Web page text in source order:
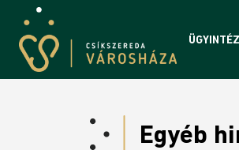
Egyéb